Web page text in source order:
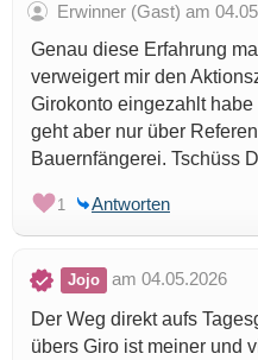
Erwinner (Gast) am
Genau diese Erfahrung
verweigert mir den
Girokonto eingezahlt
geht aber nur über
Bauernfängerei. Tschüss
1 Antworten
Jojo
am 04.05.2026
Der Weg direkt aufs
übers Giro ist meiner und